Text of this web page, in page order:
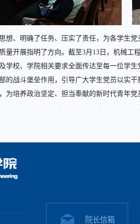
想、明确了任务、压实了责任，为各学生
量开展指明了方向。截至3月13日，机械
学校、学院相关要求全面传达至每一位学
的战斗堡垒作用，引导广大学生党员以实
为培养政治坚定、担当奉献的新时代青年
院长信箱